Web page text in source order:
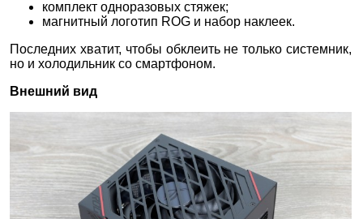
комплект одноразовых стяжек;
магнитный логотип ROG и набор наклеек.
Последних хватит, чтобы обклеить не только системник,
но и холодильник со смартфоном.
Внешний вид